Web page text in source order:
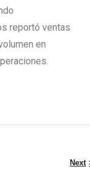
reportó ventas
en
Next